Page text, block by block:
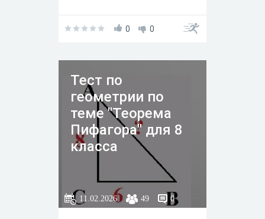
0 0
Тест по
геометрии по
теме "Теорема
Пифагора" для 8
класса
11.02.2026 49 0